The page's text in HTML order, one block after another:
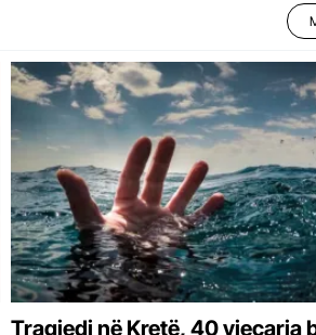
Tragjedi në Kretë, 40 vjeçarja